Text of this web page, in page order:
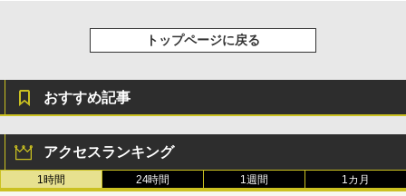
トップページに戻る
おすすめ記事
アクセスランキング
1時間 24時間 1週間 1カ月